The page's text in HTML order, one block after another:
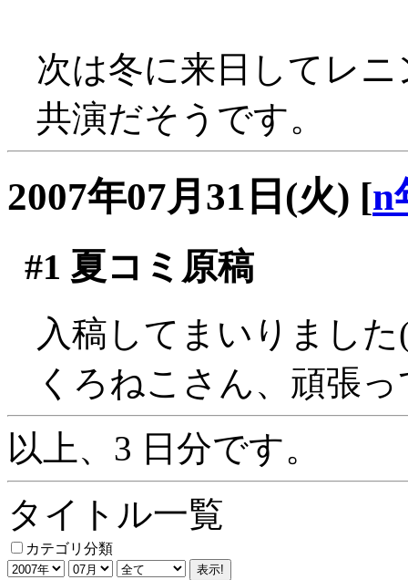
次は冬に来日してレ
共演だそうです。
2007年07月31日(火) [n
#1 夏コミ原稿
入稿してまいりまし
くろねこさん、頑張
以上、3 日分です。
タイトル一覧
カテゴリ分類